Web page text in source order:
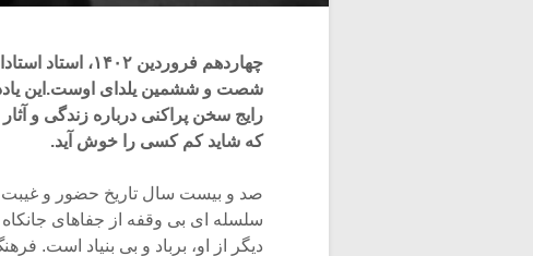
چهاردهم
شصت و ششمین یلدای اوست.این
رایج سخن پراکنی درباره زندگی و
که شاید کم کسی را خوش آید.
صد و بیست سال تاریخ حضور و غیبت
سلسله ای بی وقفه از جفاهای
دیگر از او، برباد و بی بنیاد است.